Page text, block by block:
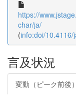
https://
char/ja/
(info:doi/10.4116/
言及状況
変動（ピーク前後）